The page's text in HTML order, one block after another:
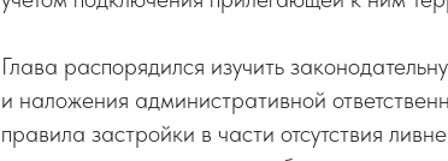
Глава распорядился изучить
и наложения административной
правила застройки в части отсутствия